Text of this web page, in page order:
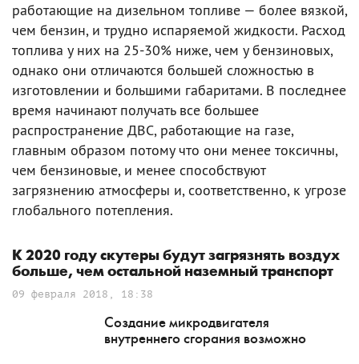
работающие на дизельном топливе — более вязкой,
чем бензин, и трудно испаряемой жидкости. Расход
топлива у них на 25-30% ниже, чем у бензиновых,
однако они отличаются большей сложностью в
изготовлении и большими габаритами. В последнее
время начинают получать все большее
распространение ДВС, работающие на газе,
главным образом потому что они менее токсичны,
чем бензиновые, и менее способствуют
загрязнению атмосферы и, соответственно, к угрозе
глобального потепления.
К 2020 году скутеры будут загрязнять воздух
больше, чем остальной наземный транспорт
09 февраля 2018, 18:38
Создание микродвигателя
внутреннего сгорания возможно